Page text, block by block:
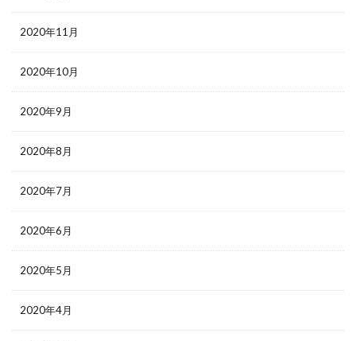
2020年11月
2020年10月
2020年9月
2020年8月
2020年7月
2020年6月
2020年5月
2020年4月